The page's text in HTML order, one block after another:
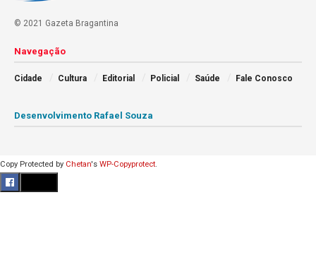
© 2021 Gazeta Bragantina
Navegação
Cidade Cultura Editorial Policial Saúde Fale Conosco
Desenvolvimento Rafael Souza
Copy Protected by Chetan's WP-Copyprotect.